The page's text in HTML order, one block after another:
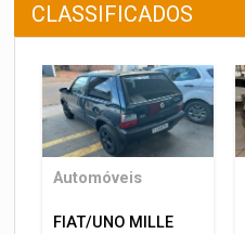
CLASSIFICADOS
Automóveis
FIAT/UNO MILLE